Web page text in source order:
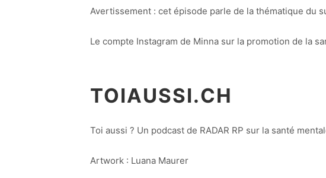
Avertissement : cet épisode parle de la thématique du
Le compte Instagram de Minna sur la promotion de la
TOIAUSSI.CH
Toi aussi ? Un podcast de RADAR RP sur la santé
Artwork : Luana Maurer